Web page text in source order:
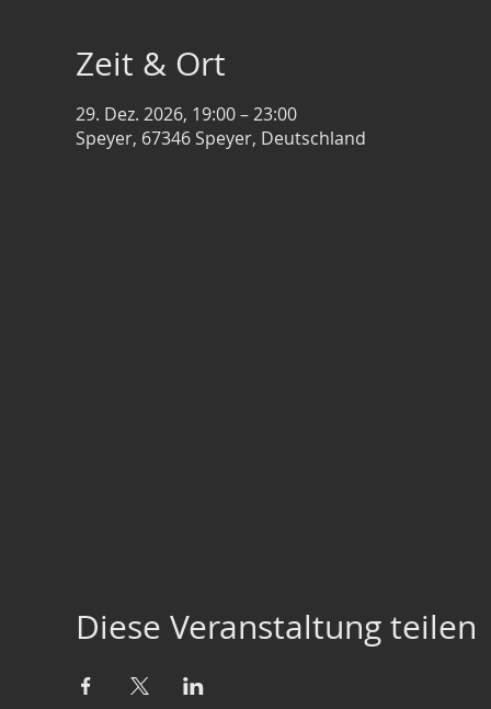
Zeit & Ort
29. Dez. 2026, 19:00 – 23:00
Speyer, 67346 Speyer, Deutschland
Diese Veranstaltung teilen